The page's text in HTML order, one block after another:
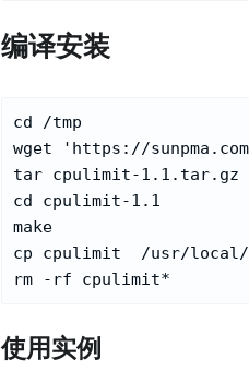
编译安装
cd /tmp
wget 'https://
tar cpulimit-1.1.tar.gz
cd cpulimit-1.1
make
cp cpulimit  /usr/
使用实例